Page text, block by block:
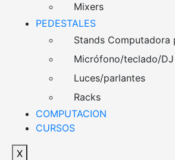
Mixers
PEDESTALES
Stands Computadora
Micrófono/teclado/DJ
Luces/parlantes
Racks
COMPUTACION
CURSOS
X